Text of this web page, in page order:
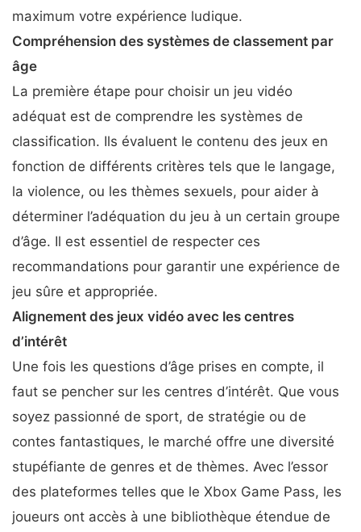
maximum votre expérience ludique.
Compréhension des systèmes de classement par
âge
La première étape pour choisir un jeu vidéo
adéquat est de comprendre les systèmes de
classification. Ils évaluent le contenu des jeux en
fonction de différents critères tels que le langage,
la violence, ou les thèmes sexuels, pour aider à
déterminer l’adéquation du jeu à un certain groupe
d’âge. Il est essentiel de respecter ces
recommandations pour garantir une expérience de
jeu sûre et appropriée.
Alignement des jeux vidéo avec les centres
d’intérêt
Une fois les questions d’âge prises en compte, il
faut se pencher sur les centres d’intérêt. Que vous
soyez passionné de sport, de stratégie ou de
contes fantastiques, le marché offre une diversité
stupéfiante de genres et de thèmes. Avec l’essor
des plateformes telles que le Xbox Game Pass, les
joueurs ont accès à une bibliothèque étendue de